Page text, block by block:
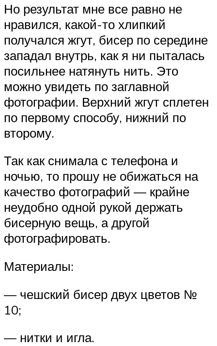
Но результат мне все равно не
нравился, какой-то хлипкий
получался жгут, бисер по середине
западал внутрь, как я ни пыталась
посильнее натянуть нить. Это
можно увидеть по заглавной
фотографии. Верхний жгут сплетен
по первому способу, нижний по
второму.
Так как снимала с телефона и
ночью, то прошу не обижаться на
качество фотографий — крайне
неудобно одной рукой держать
бисерную вещь, а другой
фотографировать.
Материалы:
— чешский бисер двух цветов №
10;
— нитки и игла.